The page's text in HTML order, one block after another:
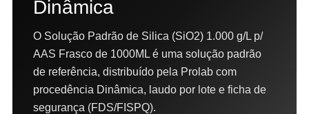
Dinâmica
O Solução Padrão de Silica (SiO2) 1.000 g/L p/
AAS Frasco de 1000ML é uma solução padrão
de referência, distribuído pela Prolab com
procedência Dinâmica, laudo por lote e ficha de
segurança (FDS/FISPQ).